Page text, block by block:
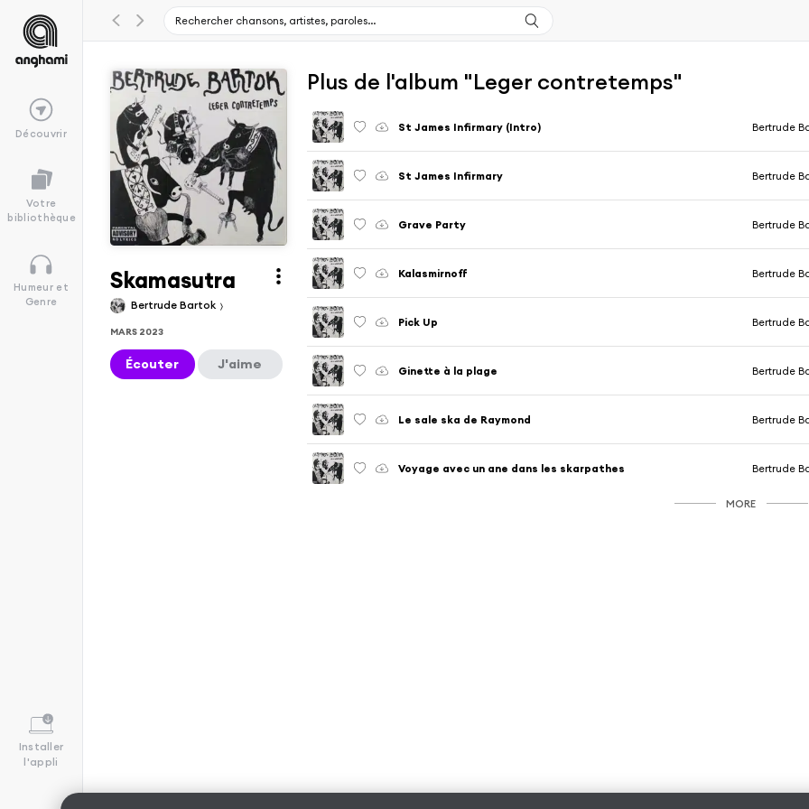
Découvrir
Votre
bibliothèque
Humeur et
Genre
Installer
l'appli
Skamasutra
Bertrude Bartok
MARS 2023
Écouter J'aime
Plus de l'album "Leger contretemps"
St James Infirmary (Intro) Bertrude
St James Infirmary Bertrude
Grave Party Bertrude
Kalasmirnoff Bertrude
Pick Up Bertrude
Ginette à la plage Bertrude
Le sale ska de Raymond Bertrude
Voyage avec un ane dans les skarpathes Bertrude
MORE